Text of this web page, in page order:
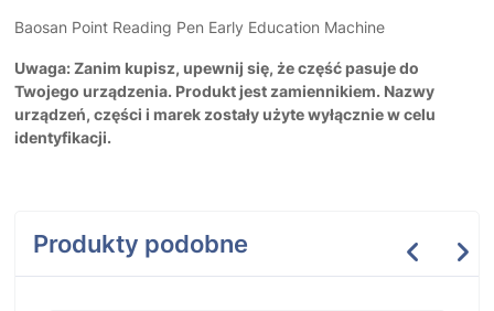
Baosan Point Reading Pen Early Education Machine
Uwaga: Zanim kupisz, upewnij się, że część pasuje do
Twojego urządzenia. Produkt jest zamiennikiem. Nazwy
urządzeń, części i marek zostały użyte wyłącznie w celu
identyfikacji.
Produkty podobne